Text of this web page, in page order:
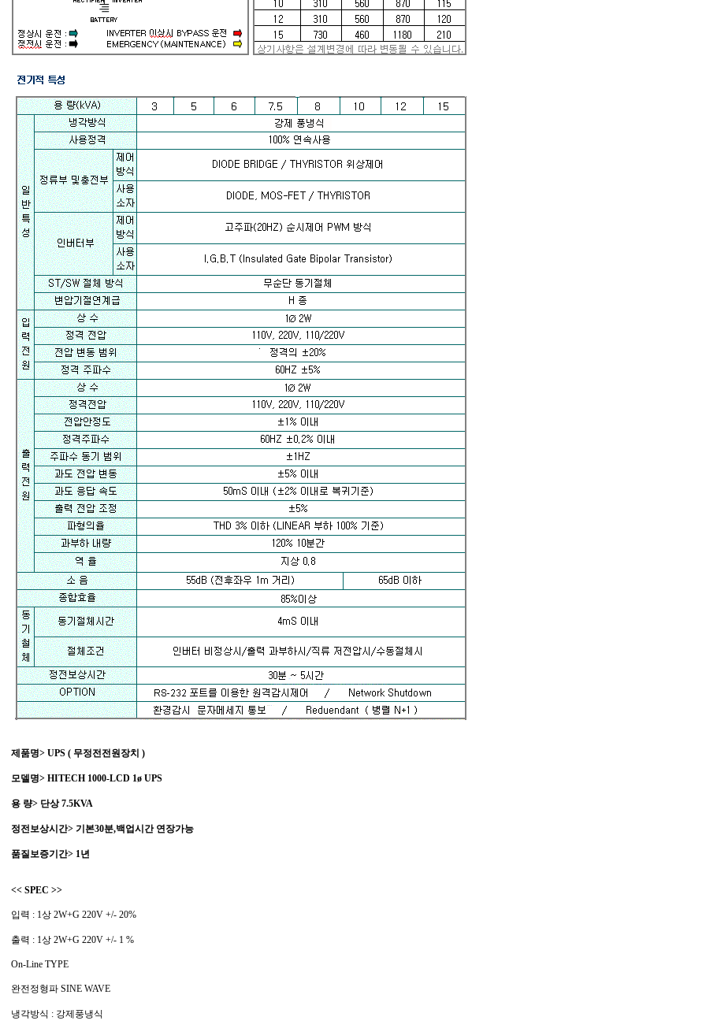
제품명> UPS ( 무정전전원장치 )
모델명> HITECH 1000-LCD 1ø UPS
용 량> 단상 7.5KVA
정전보상시간> 기본30분,백업시간 연장가능
품질보증기간> 1년
<< SPEC >>
입력 : 1상 2W+G 220V +/- 20%
출력 : 1상 2W+G 220V +/- 1 %
On-Line TYPE
완전정형파 SINE WAVE
냉각방식 : 강제풍냉식